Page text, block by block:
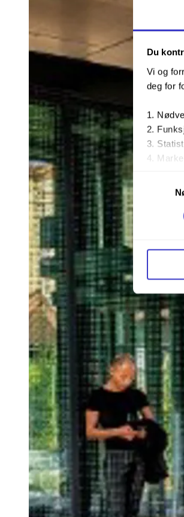
Du
Vi og
deg for
Ved å
trykke
Du kan
Samtykkevalg